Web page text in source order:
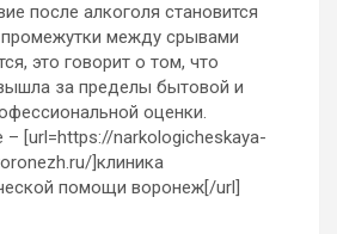
после алкоголя становится
между срывами
это говорит о том, что
за пределы бытовой и
оценки.
– [url=https://narkologicheskaya-
]клиника
помощи воронеж[/url]